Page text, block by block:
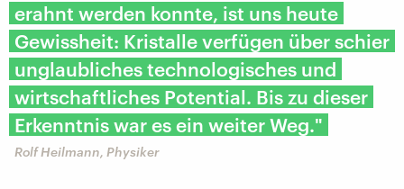
erahnt werden konnte, ist uns heute
Gewissheit: Kristalle verfügen über schier
unglaubliches technologisches und
wirtschaftliches Potential. Bis zu dieser
Erkenntnis war es ein weiter Weg."
Rolf Heilmann, Physiker